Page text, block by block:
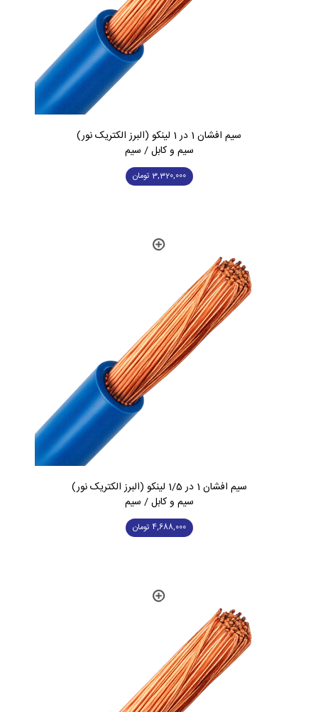
سیم افشان 1 در 1 لینکو (البرز الکتریک نور)
سیم و کابل / سیم
3,320,000 تومان
سیم افشان 1 در 1/5 لینکو (البرز الکتریک نور)
سیم و کابل / سیم
4,688,000 تومان